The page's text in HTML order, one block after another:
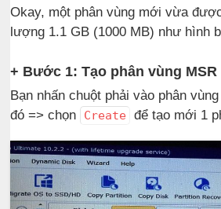
Okay, một phân vùng mới vừa
lượng 1.1 GB (1000 MB) như hình
+ Bước 1: Tạo phân vùng MSR
Bạn nhấn chuột phải vào phân
đó => chọn
Create để tạo mới 1